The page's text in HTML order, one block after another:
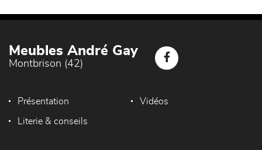
Meubles André Gay
Montbrison (42)
Présentation Vidéos
Literie & conseils